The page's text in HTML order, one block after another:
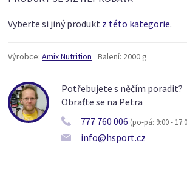
Vyberte si jiný produkt z této kategorie.
Výrobce: Amix Nutrition Balení: 2000 g
Potřebujete s něčím poradit?
Obraťte se na Petra
777 760 006 (po-pá: 9:00 -
info@hsport.cz